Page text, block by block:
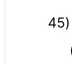
5/5 - (45